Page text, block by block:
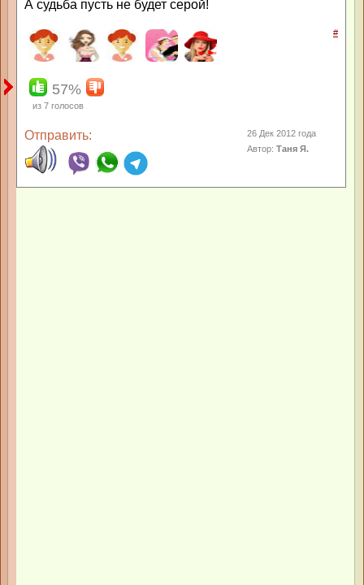
А судьба пусть не будет серой!
#
57%
из 7 голосов
Отправить:
26 Дек 2012 года
Автор:Таня Я.